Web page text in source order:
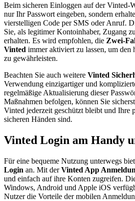
Beim sicheren Einloggen auf der Vinted-
nur Ihr Passwort eingeben, sondern
vierstelligen Code per SMS oder Anruf.
Sie, als legitimer Kontoinhaber, Zugang
erhalten. Es wird empfohlen, die Zwei-
Vinted immer aktiviert zu lassen, um den
zu gewährleisten.
Beachten Sie auch weitere Vinted
Verwendung einzigartiger und
regelmäßige Aktualisierung dieser
Maßnahmen befolgen, können Sie
Vinted jederzeit geschützt bleibt und Ihre
sicheren Händen sind.
Vinted Login am Handy
Für eine bequeme Nutzung unterwegs
Login an. Mit derVinted App
und einfach auf ihre Konten zugreifen.
Windows, Android und Apple iOS
Nutzer die Vorteile der mobilen